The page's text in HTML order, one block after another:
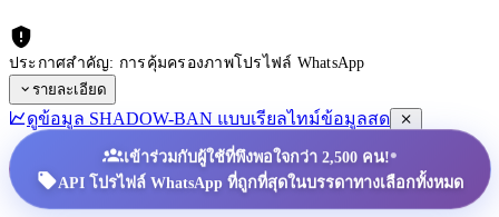
ประกาศสำคัญ: การคุ้มครองภาพโปรไฟล์ WhatsApp
รายละเอียด
ดูข้อมูล SHADOW-BAN แบบเรียลไทม์ข้อมูลสด
เข้าร่วมกับผู้ใช้ที่พึงพอใจกว่า 2,500 คน!•
API โปรไฟล์ WhatsApp ที่ถูกที่สุดในบรรดาทางเลือกทั้งหมด